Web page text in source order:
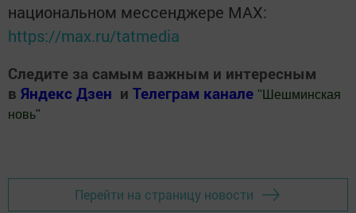
национальном мессенджере MАХ:
https://max.ru/tatmedia
Следите за самым важным и интересным
в Яндекс Дзен и Телеграм канале " Шешминская
новь"
Перейти на страницу новости